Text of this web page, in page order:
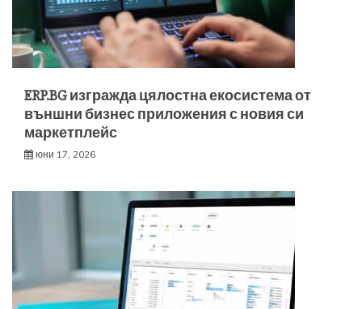
ERP.BG изгражда цялостна екосистема от
външни бизнес приложения с новия си
маркетплейс
юни 17, 2026